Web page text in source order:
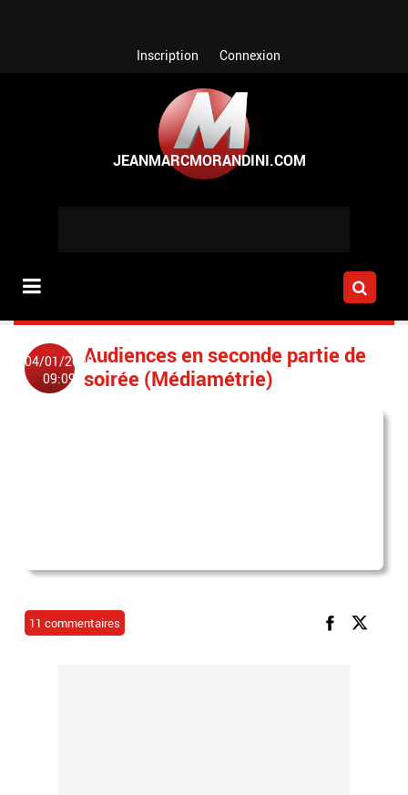
Inscription Connexion
04/01/2008
09:09
Audiences en seconde partie de
soirée (Médiamétrie)
11 commentaires